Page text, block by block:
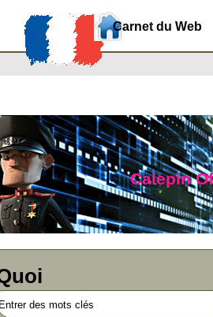
Carnet du Web
Calepin